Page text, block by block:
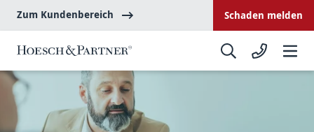
Zum Kundenbereich Schaden melden